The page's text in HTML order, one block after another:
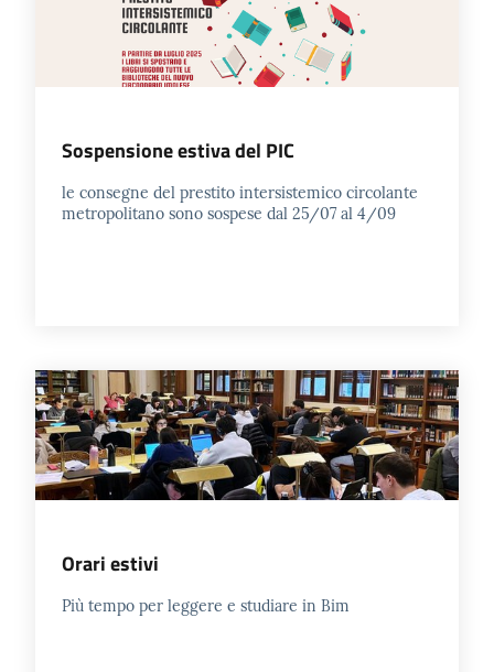
Eventi
Chiedi al
bibliotecario
Sospensione estiva del PIC
le consegne del prestito intersistemico circolante
metropolitano sono sospese dal 25/07 al 4/09
Orari estivi
Più tempo per leggere e studiare in Bim